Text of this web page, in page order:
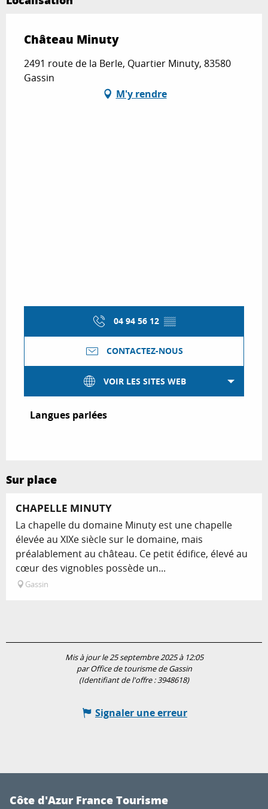
Château Minuty
2491 route de la Berle, Quartier Minuty, 83580
Gassin
M'y rendre
04 94 56 12 ▒▒
CONTACTEZ-NOUS
VOIR LES SITES WEB
Langues parlées
Langues parlées
Sur place
CHAPELLE MINUTY
La chapelle du domaine Minuty est une chapelle
élevée au XIXe siècle sur le domaine, mais
préalablement au château. Ce petit édifice, élevé au
cœur des vignobles possède un...
Gassin
Mis à jour le 25 septembre 2025 à 12:05
par Office de tourisme de Gassin
(Identifiant de l'offre :3948618)
Signaler une erreur
Côte d'Azur France Tourisme